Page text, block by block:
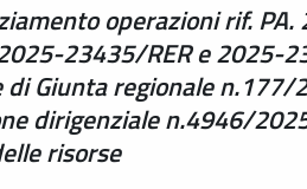
operazioni rif.
23435/RER e 2025-
di Giunta regionale n.177/
dirigenziale n.4946/
risorse